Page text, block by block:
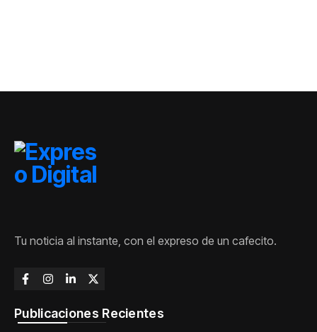
Tu noticia al instante, con el expreso de un cafecito.
Publicaciones Recientes